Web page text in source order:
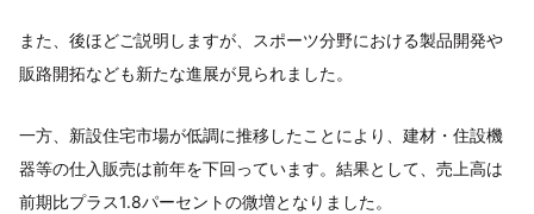
また、後ほどご説明しますが、スポーツ分野における製品開発や
販路開拓なども新たな進展が見られました。
一方、新設住宅市場が低調に推移したことにより、建材・住設機
器等の仕入販売は前年を下回っています。結果として、売上高は
前期比プラス1.8パーセントの微増となりました。